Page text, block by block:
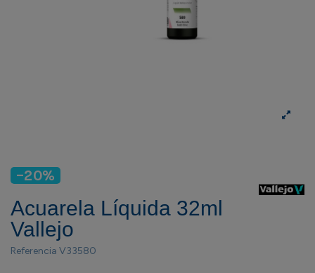
-20%
Acuarela Líquida 32ml
Vallejo
Referencia V33580